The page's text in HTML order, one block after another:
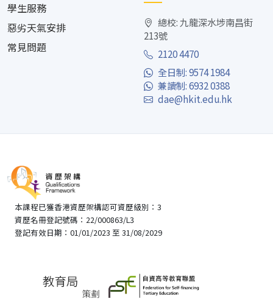
學生服務
惡劣天氣安排
常見問題
總校: 九龍深水埗南昌街
213號
2120 4470
全日制: 9574 1984
兼讀制: 6932 0388
dae@hkit.edu.hk
本課程已獲香港資歷架構認可資歷級別：3
資歷名冊登記號碼：22/000863/L3
登記有效日期：01/01/2023 至 31/08/2029